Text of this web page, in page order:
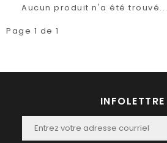
Aucun produit n'a été trouvé...
Page 1 de 1
INFOLETTRE